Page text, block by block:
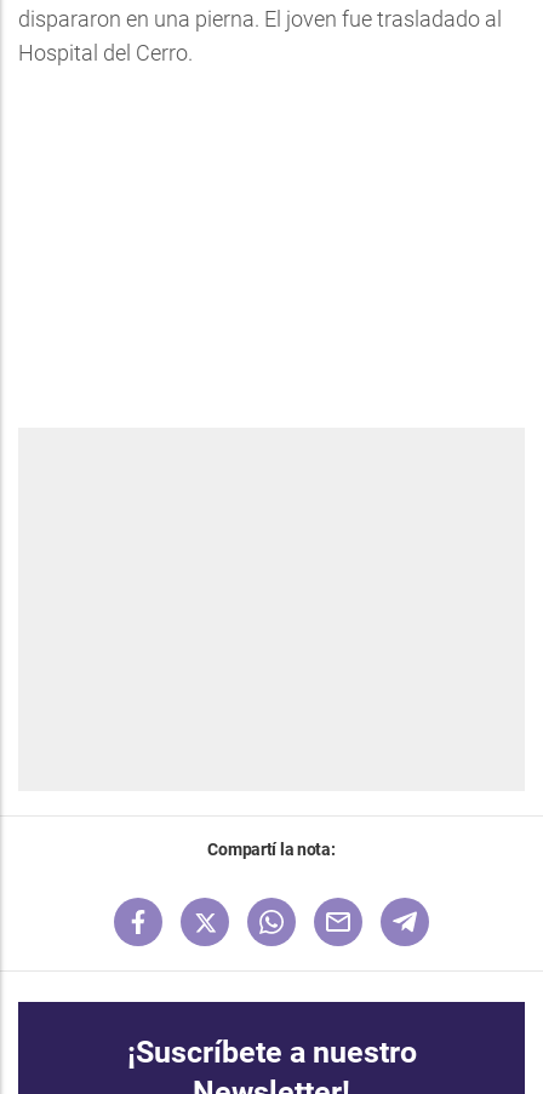
dispararon en una pierna. El joven fue trasladado al
Hospital del Cerro.
Compartí la nota:
¡Suscríbete a nuestro